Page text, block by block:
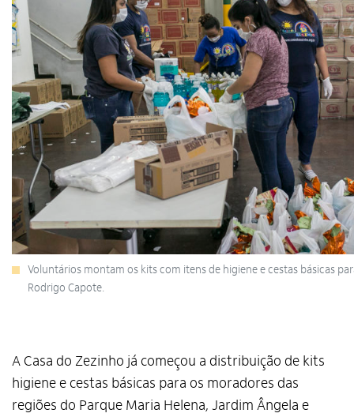
Voluntários montam os kits com itens de higiene e cestas básicas
Rodrigo Capote.
A Casa do Zezinho já começou a distribuição de kits
higiene e cestas básicas para os moradores das
regiões do Parque Maria Helena, Jardim Ângela e